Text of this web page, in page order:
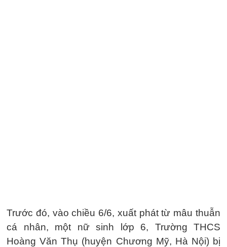
Trước đó, vào chiều 6/6, xuất phát từ mâu thuẫn
cá nhân, một nữ sinh lớp 6, Trường THCS
Hoàng Văn Thụ (huyện Chương Mỹ, Hà Nội) bị